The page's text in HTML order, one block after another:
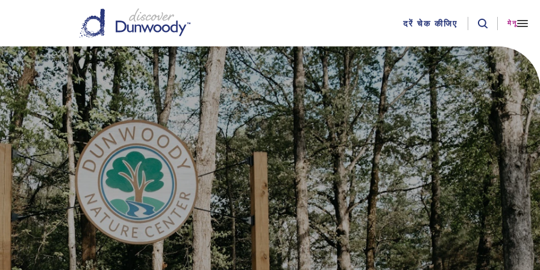
दरें चेक कीजिए मेनू